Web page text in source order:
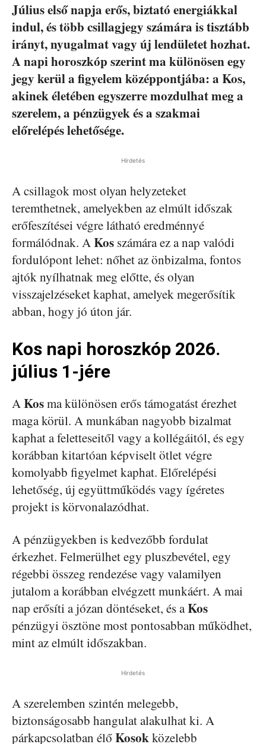
Július első napja erős, biztató energiákkal
indul, és több csillagjegy számára is tisztább
irányt, nyugalmat vagy új lendületet hozhat.
A napi horoszkóp szerint ma különösen egy
jegy kerül a figyelem középpontjába: a Kos,
akinek életében egyszerre mozdulhat meg a
szerelem, a pénzügyek és a szakmai
előrelépés lehetősége.
Hirdetés
A csillagok most olyan helyzeteket
teremthetnek, amelyekben az elmúlt időszak
erőfeszítései végre látható eredménnyé
formálódnak. AKos számára ez a nap valódi
fordulópont lehet: nőhet az önbizalma, fontos
ajtók nyílhatnak meg előtte, és olyan
visszajelzéseket kaphat, amelyek megerősítik
abban, hogy jó úton jár.
Kos napi horoszkóp 2026.
július 1-jére
AKosma különösen erős támogatást érezhet
maga körül. A munkában nagyobb bizalmat
kaphat a feletteseitől vagy a kollégáitól, és egy
korábban kitartóan képviselt ötlet végre
komolyabb figyelmet kaphat. Előrelépési
lehetőség, új együttműködés vagy ígéretes
projekt is körvonalazódhat.
A pénzügyekben is kedvezőbb fordulat
érkezhet. Felmerülhet egy pluszbevétel, egy
régebbi összeg rendezése vagy valamilyen
jutalom a korábban elvégzett munkáért. A mai
nap erősíti a józan döntéseket, és aKos
pénzügyi ösztöne most pontosabban működhet,
mint az elmúlt időszakban.
Hirdetés
A szerelemben szintén melegebb,
biztonságosabb hangulat alakulhat ki. A
párkapcsolatban élőKosokközelebb